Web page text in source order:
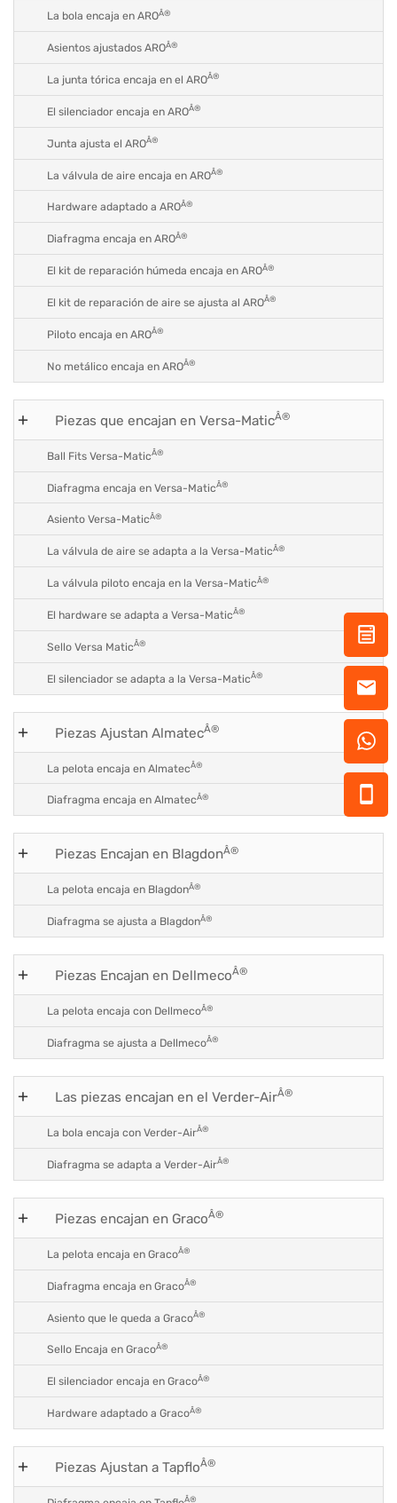
La bola encaja en AROÂ®
Asientos ajustados AROÂ®
La junta tórica encaja en el AROÂ®
El silenciador encaja en AROÂ®
Junta ajusta el AROÂ®
La válvula de aire encaja en AROÂ®
Hardware adaptado a AROÂ®
Diafragma encaja en AROÂ®
El kit de reparación húmeda encaja en AROÂ®
El kit de reparación de aire se ajusta al AROÂ®
Piloto encaja en AROÂ®
No metálico encaja en AROÂ®
Piezas que encajan en Versa-MaticÂ®
Ball Fits Versa-MaticÂ®
Diafragma encaja en Versa-MaticÂ®
Asiento Versa-MaticÂ®
La válvula de aire se adapta a la Versa-MaticÂ®
La válvula piloto encaja en la Versa-MaticÂ®
El hardware se adapta a Versa-MaticÂ®
Sello Versa MaticÂ®
El silenciador se adapta a la Versa-MaticÂ®
Piezas Ajustan AlmatecÂ®
La pelota encaja en AlmatecÂ®
Diafragma encaja en AlmatecÂ®
Piezas Encajan en BlagdonÂ®
La pelota encaja en BlagdonÂ®
Diafragma se ajusta a BlagdonÂ®
Piezas Encajan en DellmecoÂ®
La pelota encaja con DellmecoÂ®
Diafragma se ajusta a DellmecoÂ®
Las piezas encajan en el Verder-AirÂ®
La bola encaja con Verder-AirÂ®
Diafragma se adapta a Verder-AirÂ®
Piezas encajan en GracoÂ®
La pelota encaja en GracoÂ®
Diafragma encaja en GracoÂ®
Asiento que le queda a GracoÂ®
Sello Encaja en GracoÂ®
El silenciador encaja en GracoÂ®
Hardware adaptado a GracoÂ®
Piezas Ajustan a TapfloÂ®
Â®